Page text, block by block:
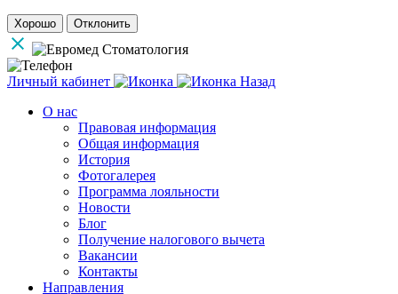
Хорошо Отклонить
Личный кабинет
Назад
О нас
Правовая информация
Общая информация
История
Фотогалерея
Программа лояльности
Новости
Блог
Получение налогового вычета
Вакансии
Контакты
Направления